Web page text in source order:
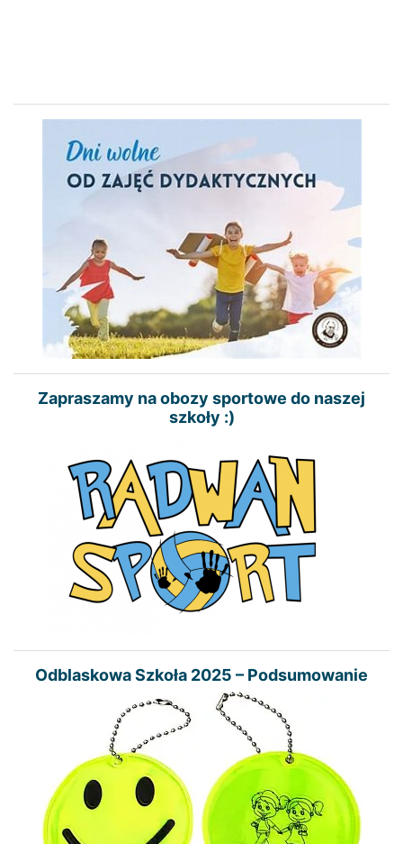
Zapraszamy na obozy sportowe do naszej
szkoły :)
Odblaskowa Szkoła 2025 – Podsumowanie